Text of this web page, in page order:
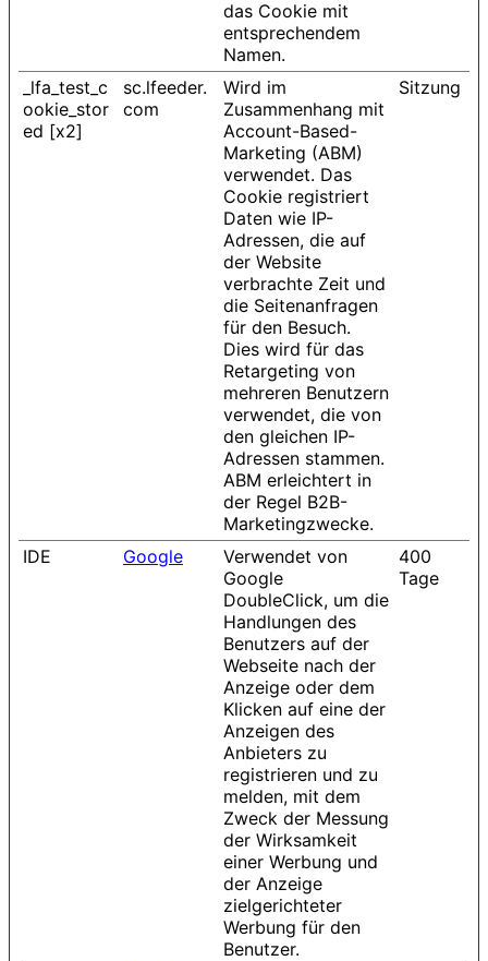
das Cookie mit
entsprechendem
Namen.
_lfa_test_c
ookie_stor
ed [x2]
sc.lfeeder.
com
Wird im
Zusammenhang mit
Account-Based-
Marketing (ABM)
verwendet. Das
Cookie registriert
Daten wie IP-
Adressen, die auf
der Website
verbrachte Zeit und
die Seitenanfragen
für den Besuch.
Dies wird für das
Retargeting von
mehreren Benutzern
verwendet, die von
den gleichen IP-
Adressen stammen.
ABM erleichtert in
der Regel B2B-
Marketingzwecke.
Sitzung
IDE Google
Verwendet von
Google
DoubleClick, um die
Handlungen des
Benutzers auf der
Webseite nach der
Anzeige oder dem
Klicken auf eine der
Anzeigen des
Anbieters zu
registrieren und zu
melden, mit dem
Zweck der Messung
der Wirksamkeit
einer Werbung und
der Anzeige
zielgerichteter
Werbung für den
Benutzer.
400
Tage